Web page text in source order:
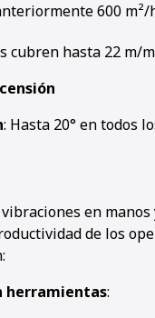
600 m²/
cubren hasta 22
: Hasta 20° en todos
en
de los
herramientas: